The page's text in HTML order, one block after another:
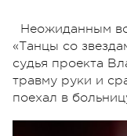
Неожиданным
«Танцы со
судья проекта
травму руки и
поехал в